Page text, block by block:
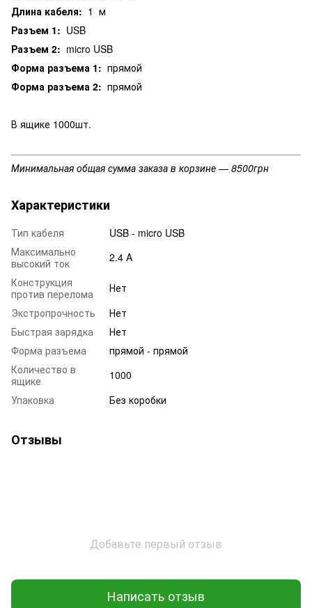
Длина кабеля: 1 м
Разъем 1: USB
Разъем 2: micro USB
Форма разъема 1: прямой
Форма разъема 2: прямой
В ящике 1000шт.
Минимальная общая сумма заказа в корзине — 8500грн
Характеристики
Тип кабеля
USB - micro USB
Максимально
высокий ток
2.4 A
Конструкция
против перелома
Нет
Экстропрочность
Нет
Быстрая зарядка
Нет
Форма разъема
прямой - прямой
Количество в
ящике
1000
Упаковка
Без коробки
Отзывы
Добавьте первый отзыв
Написать отзыв